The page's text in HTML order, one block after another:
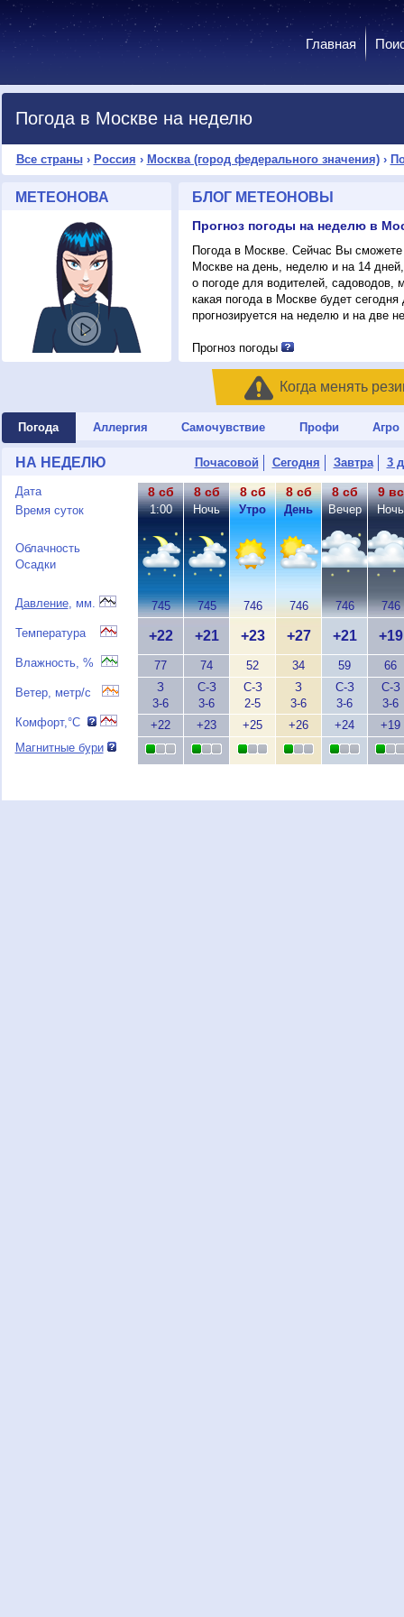
Главная
Погода в Москве на неделю
Все страны› Россия › Москва (город федерального значения)›
МЕТЕОНОВА БЛОГ МЕТЕОНОВЫ
Погода в Москве. Сейчас Вы сможете
Москве на день, неделю и на 14
о погоде для водителей,
какая погода в Москве будет
прогнозируется на неделю и на две
Прогноз погоды
Когда менять
Погода Аллергия Самочувствие Профи Агро
НА НЕДЕЛЮ Почасовой Сегодня Завтра 3
Дата
Время суток
Облачность
Осадки
Давление, мм.
Температура
Влажность, %
Ветер, метр/с
Комфорт,°C
Магнитные бури
8 сб
1:00
745
+22
77
З
3-6
+22
8 сб
Ночь
745
+21
74
С-З
3-6
+23
8 сб
Утро
746
+23
52
С-З
2-5
+25
8 сб
День
746
+27
34
З
3-6
+26
8 сб
Вечер
746
+21
59
С-З
3-6
+24
9 вс
Ночь
746
+19
66
С-З
3-6
+19